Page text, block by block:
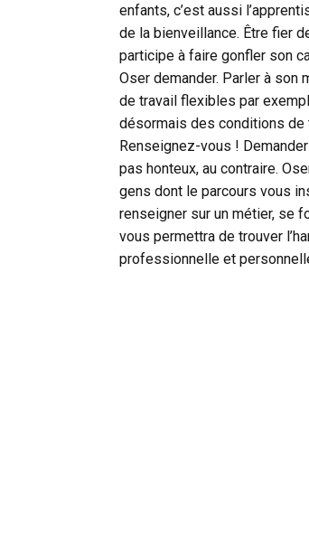
enfants, c’est aussi
de la bienveillance. Être fier
participe à faire gonfler son
Oser demander. Parler à son
de travail flexibles par
désormais des conditions
Renseignez-vous !
pas honteux, au contraire.
gens dont le parcours vous
renseigner sur un métier, se
vous permettra de trouver
professionnelle et